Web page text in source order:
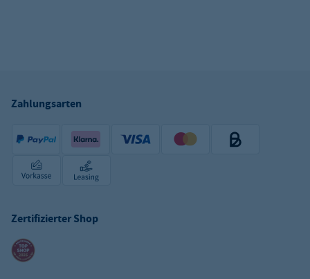
Zahlungsarten
Zertifizierter Shop